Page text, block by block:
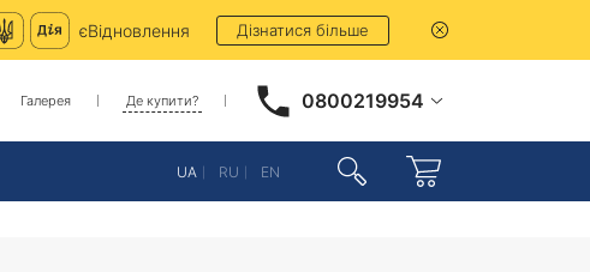
єВідновлення Дізнатися більше
Галерея Де купити? 0800219954
UA RU EN